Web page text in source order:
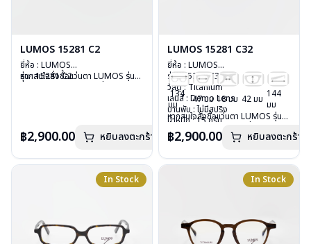
LUMOS 15281 C2
ยี่ห้อ : LUMOS
รุ่น : 15281 C2
อุปกรณ์ : กล่องแว่น , ผ้าเช็ดแว่น
การรับประกัน : 2 ปี
หากสนใจสั่งชื้อแว่นตา LUMOS รุ่น
฿2,900.00 หยิบลงตะกร้า
LUMOS 15281 C32
ยี่ห้อ : LUMOS
รุ่น : 15281 C32
วัสดุ : Titanium
เลนส์ : Demo Lens
บานพับ : ไม่มีสปริง
น้ำหนัก : 15 กรัม
อุปกรณ์ : กล่องแว่น , ผ้าเช็ดแว่น
การรับประกัน : 2 ปี
134
มม
47 มม 18 มม 42 มม 144
มม
หากสนใจสั่งชื้อแว่นตา LUMOS รุ่น
กรุณาติดต่อเราคลิก
฿2,900.00 หยิบลงตะกร้า
In Stock In Stock